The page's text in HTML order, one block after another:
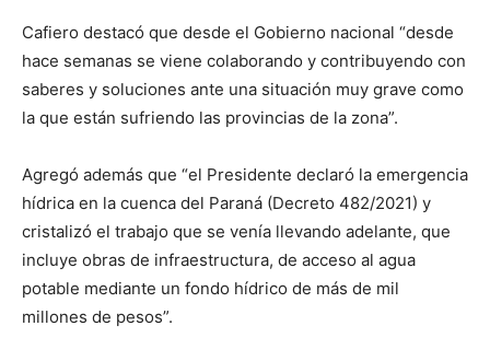
Cafiero destacó que desde el Gobierno nacional “desde
hace semanas se viene colaborando y contribuyendo con
saberes y soluciones ante una situación muy grave como
la que están sufriendo las provincias de la zona”.
Agregó además que “el Presidente declaró la emergencia
hídrica en la cuenca del Paraná (Decreto 482/2021) y
cristalizó el trabajo que se venía llevando adelante, que
incluye obras de infraestructura, de acceso al agua
potable mediante un fondo hídrico de más de mil
millones de pesos”.